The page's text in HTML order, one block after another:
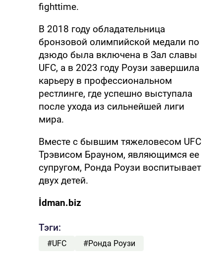
fighttime.
В 2018 году обладательница
бронзовой олимпийской медали по
дзюдо была включена в Зал славы
UFC, а в 2023 году Роузи завершила
карьеру в профессиональном
рестлинге, где успешно выступала
после ухода из сильнейшей лиги
мира.
Вместе с бывшим тяжеловесом UFC
Трэвисом Брауном, являющимся ее
супругом, Ронда Роузи воспитывает
двух детей.
İdman.biz
Тэги:
#UFC #Ронда Роузи